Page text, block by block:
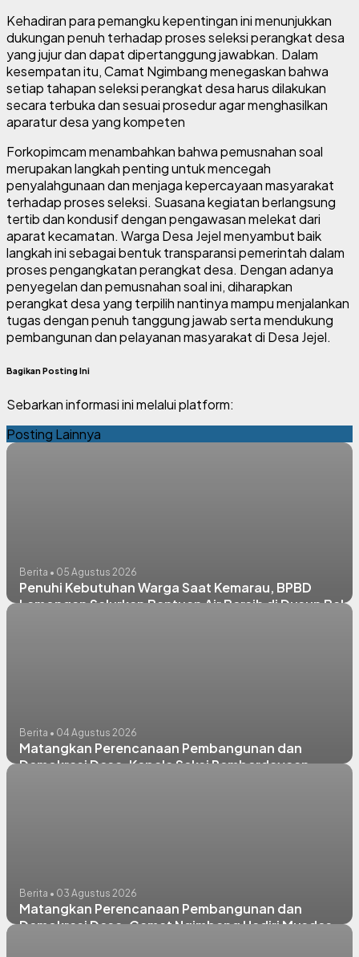
Kehadiran para pemangku kepentingan ini menunjukkan
dukungan penuh terhadap proses seleksi perangkat desa
yang jujur dan dapat dipertanggung jawabkan. Dalam
kesempatan itu, Camat Ngimbang menegaskan bahwa
setiap tahapan seleksi perangkat desa harus dilakukan
secara terbuka dan sesuai prosedur agar menghasilkan
aparatur desa yang kompeten
Forkopimcam menambahkan bahwa pemusnahan soal
merupakan langkah penting untuk mencegah
penyalahgunaan dan menjaga kepercayaan masyarakat
terhadap proses seleksi. Suasana kegiatan berlangsung
tertib dan kondusif dengan pengawasan melekat dari
aparat kecamatan. Warga Desa Jejel menyambut baik
langkah ini sebagai bentuk transparansi pemerintah dalam
proses pengangkatan perangkat desa. Dengan adanya
penyegelan dan pemusnahan soal ini, diharapkan
perangkat desa yang terpilih nantinya mampu menjalankan
tugas dengan penuh tanggung jawab serta mendukung
pembangunan dan pelayanan masyarakat di Desa Jejel.
Bagikan Posting Ini
Sebarkan informasi ini melalui platform:
Posting Lainnya
Berita • 05 Agustus 2026
Penuhi Kebutuhan Warga Saat Kemarau, BPBD
Lamongan Salurkan Bantuan Air Bersih di Dusun
Berita • 04 Agustus 2026
Matangkan Perencanaan Pembangunan dan
Demokrasi Desa, Kepala Seksi Pemberdayaan
Berita • 03 Agustus 2026
Matangkan Perencanaan Pembangunan dan
Demokrasi Desa, Camat Ngimbang Hadiri Musdes